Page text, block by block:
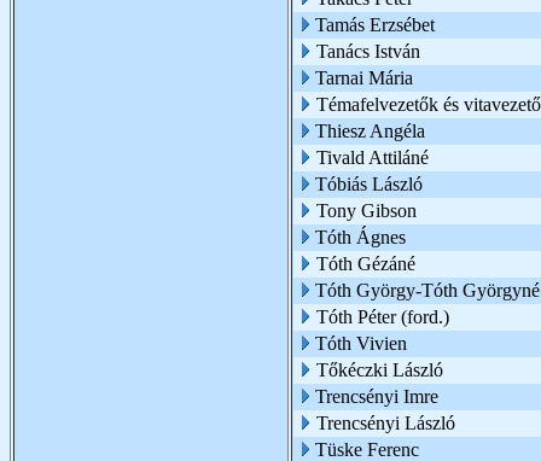
Tamás Erzsébet
Tanács István
Tarnai Mária
Témafelvezetők és
Thiesz Angéla
Tivald Attiláné
Tóbiás László
Tony Gibson
Tóth Ágnes
Tóth Gézáné
Tóth György-Tóth Györgyné
Tóth Péter (ford.)
Tóth Vivien
Tőkéczki László
Trencsényi Imre
Trencsényi László
Tüske Ferenc